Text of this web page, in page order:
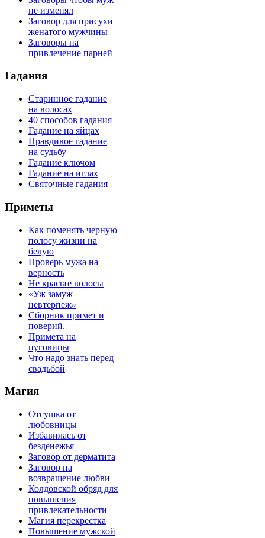
не изменял
Заговор для присухи
женатого мужчины
Заговоры на
привлечение парней
Гадания
Старинное гадание
на волосах
40 способов гадания
Гадание на яйцах
Правдивое гадание
на судьбу
Гадание ключом
Гадание на иглах
Святочные гадания
Приметы
Как поменять черную
полосу жизни на
белую
Проверь мужа на
верность
Не красьте волосы
«Уж замуж
невтерпеж»
Сборник примет и
поверий.
Примета на
пуговицы
Что надо знать перед
свадьбой
Магия
Отсушка от
любовницы
Избавилась от
безденежья
Заговор от дерматита
Заговор на
возвращение любви
Колдовской обряд для
повышения
привлекательности
Магия перекрестка
Повышение мужской